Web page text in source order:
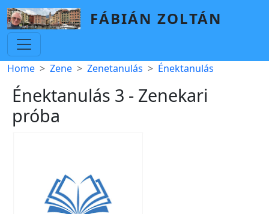
Skip to main content
FÁBIÁN ZOLTÁN
Breadcrumb
Home Zene Zenetanulás Énektanulás
Énektanulás 3 - Zenekari
próba